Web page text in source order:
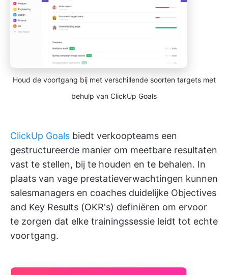
Houd de voortgang bij met verschillende soorten targets met
behulp van ClickUp Goals
ClickUp Goals biedt verkoopteams een
gestructureerde manier om meetbare resultaten
vast te stellen, bij te houden en te behalen. In
plaats van vage prestatieverwachtingen kunnen
salesmanagers en coaches duidelijke Objectives
and Key Results (OKR's) definiëren om ervoor
te zorgen dat elke trainingssessie leidt tot echte
voortgang.